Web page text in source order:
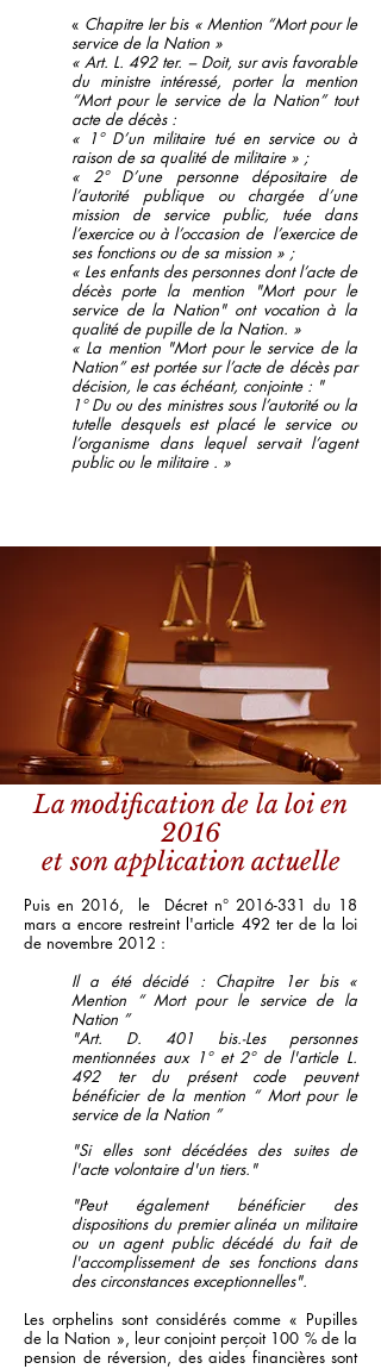
« Chapitre Ier bis « Mention “Mort pour le
service de la Nation »
« Art. L. 492 ter. – Doit, sur avis favorable
du ministre intéressé, porter la mention
“Mort pour le service de la Nation” tout
acte de décès :
« 1° D’un militaire tué en service ou à
raison de sa qualité de militaire » ;
« 2° D’une personne dépositaire de
l’autorité publique ou chargée d’une
mission de service public, tuée dans
l’exercice ou à l’occasion de l’exercice de
ses fonctions ou de sa mission » ;
« Les enfants des personnes dont l’acte de
décès porte la mention "Mort pour le
service de la Nation" ont vocation à la
qualité de pupille de la Nation. »
« La mention "Mort pour le service de la
Nation” est portée sur l’acte de décès par
décision, le cas échéant, conjointe : "
1° Du ou des ministres sous l’autorité ou la
tutelle desquels est placé le service ou
l’organisme dans lequel servait l’agent
public ou le militaire . »
La modification de la loi en
2016
et son application actuelle
Puis en 2016, le Décret n° 2016-331 du 18
mars a encore restreint l'article 492 ter de la loi
de novembre 2012 :
Il a été décidé :Chapitre 1er bis «
Mention “ Mort pour le service de la
Nation ”
"Art. D. 401 bis.-Les personnes
mentionnées aux 1° et 2° de l'article L.
492 ter du présent code peuvent
bénéficier de la mention “ Mort pour le
service de la Nation ”
"Si elles sont décédées des suites de
l'acte volontaire d'un tiers."
"Peut également bénéficier des
dispositions du premier alinéa un militaire
ou un agent public décédé du fait de
l'accomplissement de ses fonctions dans
des circonstances exceptionnelles".
Les orphelins sont considérés comme « Pupilles
de la Nation », leur conjoint perçoit 100 % de la
pension de réversion, des aides financières sont